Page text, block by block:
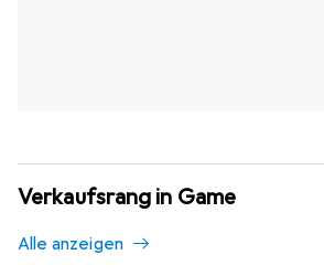
Verkaufsrang in Game
Alle anzeigen